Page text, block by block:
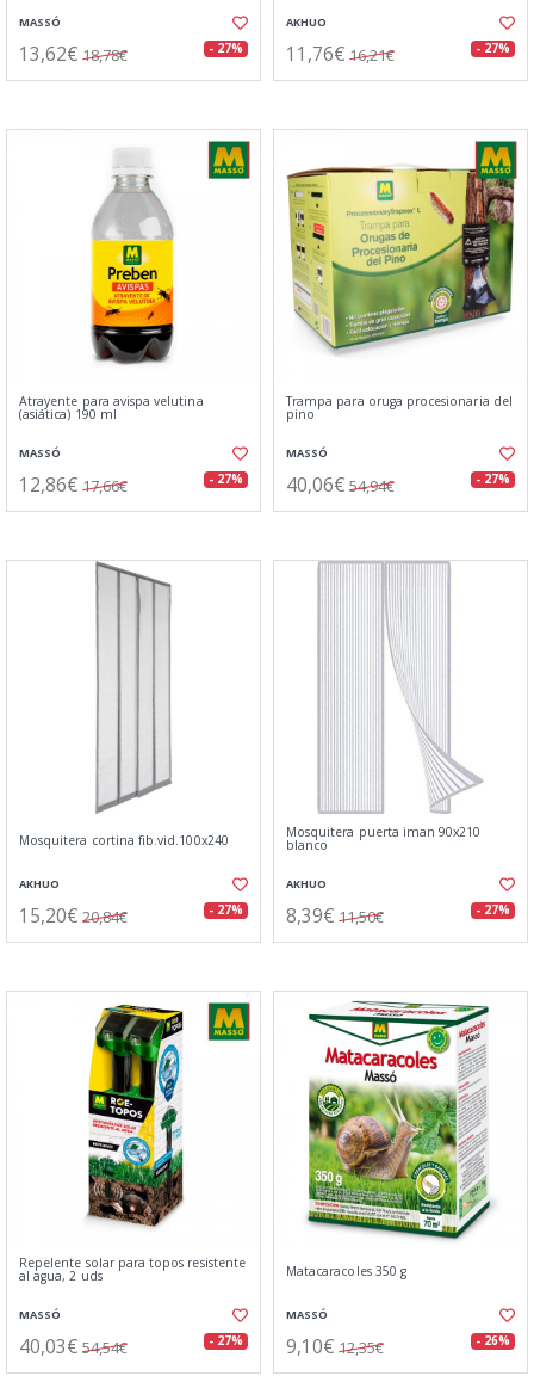
MASSÓ
13,62€ 18,78€ - 27%
AKHUO
11,76€ 16,21€ - 27%
Atrayente para avispa velutina
(asiática) 190 ml
MASSÓ
12,86€ 17,66€ - 27%
Trampa para oruga procesionaria del
pino
MASSÓ
40,06€ 54,94€ - 27%
Mosquitera cortina fib.vid.100x240
AKHUO
15,20€ 20,84€ - 27%
Mosquitera puerta iman 90x210
blanco
AKHUO
8,39€ 11,50€ - 27%
Repelente solar para topos resistente
al agua, 2 uds
MASSÓ
40,03€ 54,54€ - 27%
Matacaracoles 350 g
MASSÓ
9,10€ 12,35€ - 26%